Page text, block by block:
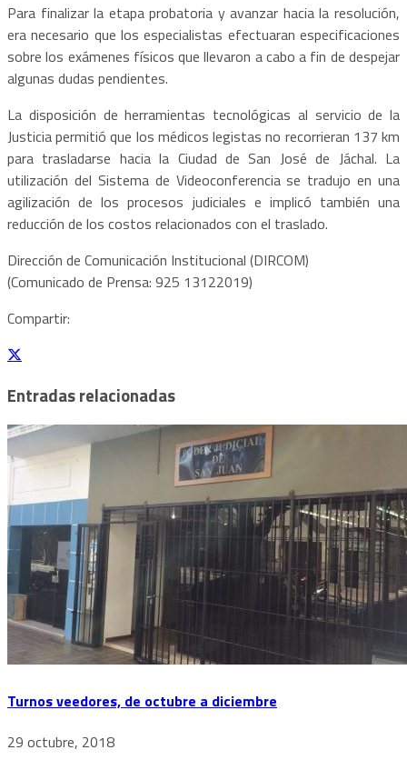
Para finalizar la etapa probatoria y avanzar hacia la resolución,
era necesario que los especialistas efectuaran especificaciones
sobre los exámenes físicos que llevaron a cabo a fin de despejar
algunas dudas pendientes.
La disposición de herramientas tecnológicas al servicio de la
Justicia permitió que los médicos legistas no recorrieran 137 km
para trasladarse hacia la Ciudad de San José de Jáchal. La
utilización del Sistema de Videoconferencia se tradujo en una
agilización de los procesos judiciales e implicó también una
reducción de los costos relacionados con el traslado.
Dirección de Comunicación Institucional (DIRCOM)
(Comunicado de Prensa: 925 13122019)
Compartir:
Entradas relacionadas
Turnos veedores, de octubre a diciembre
29 octubre, 2018